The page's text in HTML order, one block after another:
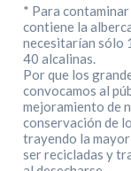
* Para
contiene la
necesitarían sólo
40 alcalinas.
Por que los
convocamos al
mejoramiento de
conservación de
trayendo la mayor
ser recicladas y